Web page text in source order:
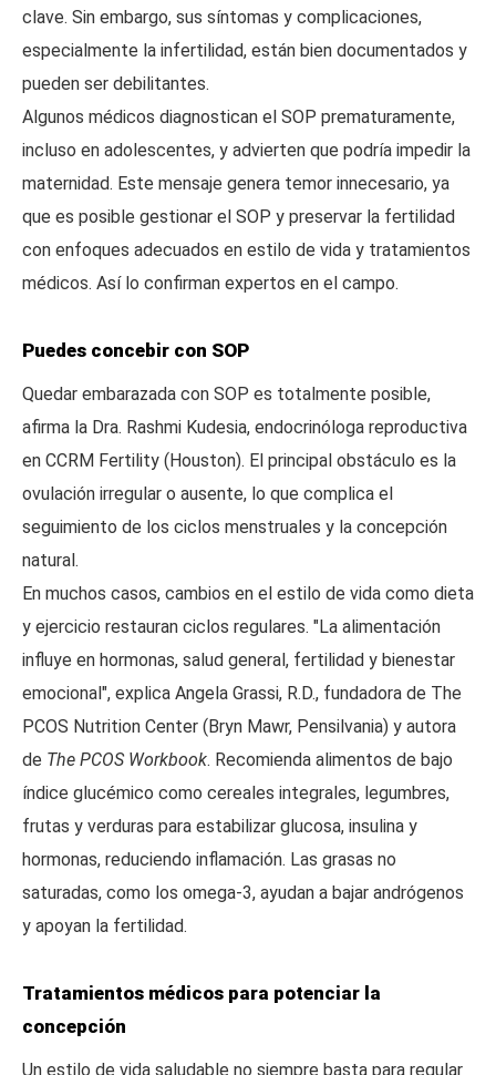
clave. Sin embargo, sus síntomas y complicaciones,
especialmente la infertilidad, están bien documentados y
pueden ser debilitantes.
Algunos médicos diagnostican el SOP prematuramente,
incluso en adolescentes, y advierten que podría impedir la
maternidad. Este mensaje genera temor innecesario, ya
que es posible gestionar el SOP y preservar la fertilidad
con enfoques adecuados en estilo de vida y tratamientos
médicos. Así lo confirman expertos en el campo.
Puedes concebir con SOP
Quedar embarazada con SOP es totalmente posible,
afirma la Dra. Rashmi Kudesia, endocrinóloga reproductiva
en CCRM Fertility (Houston). El principal obstáculo es la
ovulación irregular o ausente, lo que complica el
seguimiento de los ciclos menstruales y la concepción
natural.
En muchos casos, cambios en el estilo de vida como dieta
y ejercicio restauran ciclos regulares. "La alimentación
influye en hormonas, salud general, fertilidad y bienestar
emocional", explica Angela Grassi, R.D., fundadora de The
PCOS Nutrition Center (Bryn Mawr, Pensilvania) y autora
de The PCOS Workbook. Recomienda alimentos de bajo
índice glucémico como cereales integrales, legumbres,
frutas y verduras para estabilizar glucosa, insulina y
hormonas, reduciendo inflamación. Las grasas no
saturadas, como los omega-3, ayudan a bajar andrógenos
y apoyan la fertilidad.
Tratamientos médicos para potenciar la
concepción
Un estilo de vida saludable no siempre basta para regular